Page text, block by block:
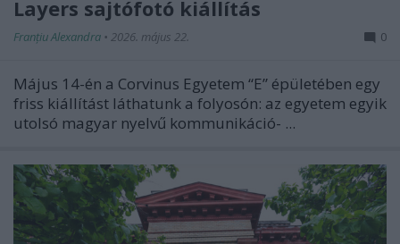
Layers sajtófotó kiállítás
Franțiu Alexandra • 2026. május 22. 0
Május 14-én a Corvinus Egyetem “E” épületében egy
friss kiállítást láthatunk a folyosón: az egyetem egyik
utolsó magyar nyelvű kommunikáció- ...